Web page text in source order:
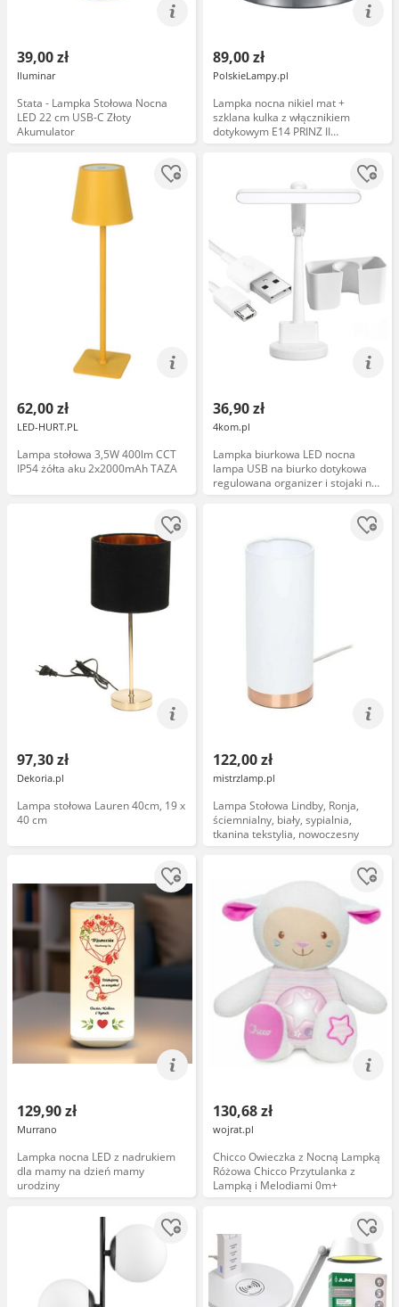
39,00 zł
Iluminar
Stata - Lampka Stołowa Nocna
LED 22 cm USB-C Złoty
Akumulator
89,00 zł
PolskieLampy.pl
Lampka nocna nikiel mat +
szklana kulka z włącznikiem
dotykowym E14 PRINZ II
R54011001 - RL
62,00 zł
LED-HURT.PL
Lampa stołowa 3,5W 400lm CCT
IP54 żółta aku 2x2000mAh TAZA
36,90 zł
4kom.pl
Lampka biurkowa LED nocna
lampa USB na biurko dotykowa
regulowana organizer i stojaki na
telefon biała
97,30 zł
Dekoria.pl
Lampa stołowa Lauren 40cm, 19 x
40 cm
122,00 zł
mistrzlamp.pl
Lampa Stołowa Lindby, Ronja,
ściemnialny, biały, sypialnia,
tkanina tekstylia, nowoczesny
129,90 zł
Murrano
Lampka nocna LED z nadrukiem
dla mamy na dzień mamy
urodziny
130,68 zł
wojrat.pl
Chicco Owieczka z Nocną Lampką
Różowa Chicco Przytulanka z
Lampką i Melodiami 0m+